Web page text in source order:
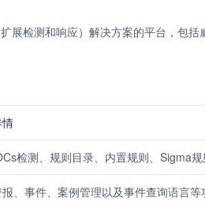
展检测和响应）解决方案的平台，包
检测、规则目录、内置规则、Sigma
、事件、案例管理以及事件查询语言等